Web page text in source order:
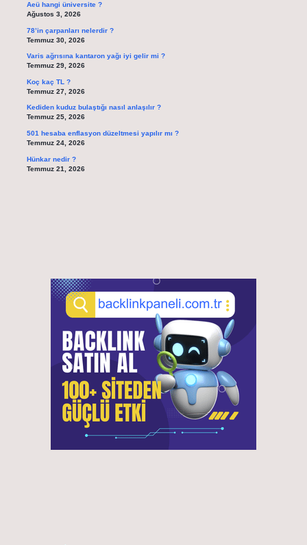
Aeü hangi üniversite ?
Ağustos 3, 2026
78’in çarpanları nelerdir ?
Temmuz 30, 2026
Varis ağrısına kantaron yağı iyi gelir mi ?
Temmuz 29, 2026
Koç kaç TL ?
Temmuz 27, 2026
Kediden kuduz bulaştığı nasıl anlaşılır ?
Temmuz 25, 2026
501 hesaba enflasyon düzeltmesi yapılır mı ?
Temmuz 24, 2026
Hünkar nedir ?
Temmuz 21, 2026